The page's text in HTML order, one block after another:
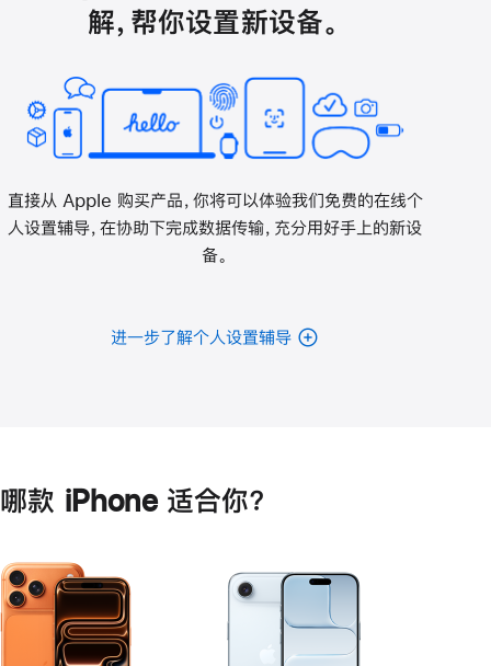
解，帮你设置新设备。
直接从 Apple 购买产品，你将可以体验我们免费的在线个
人设置辅导，在协助下完成数据传输，充分用好手上的新设
备。
进一步了解个人设置辅导
哪款 iPhone 适合你？